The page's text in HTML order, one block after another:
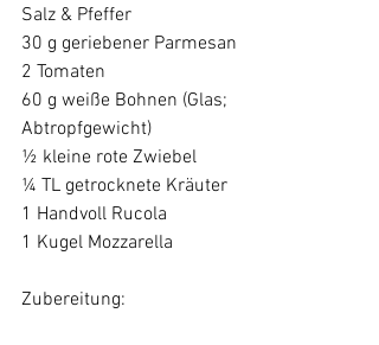
Salz & Pfeffer
30 g geriebener Parmesan
2 Tomaten
60 g weiße Bohnen (Glas;
Abtropfgewicht)
½ kleine rote Zwiebel
¼ TL getrocknete Kräuter
1 Handvoll Rucola
1 Kugel Mozzarella